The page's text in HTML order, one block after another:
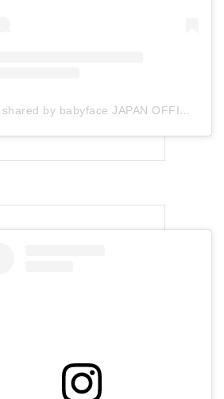
A post shared by babyface JAPAN OFFICIAL (@babyface_japan)